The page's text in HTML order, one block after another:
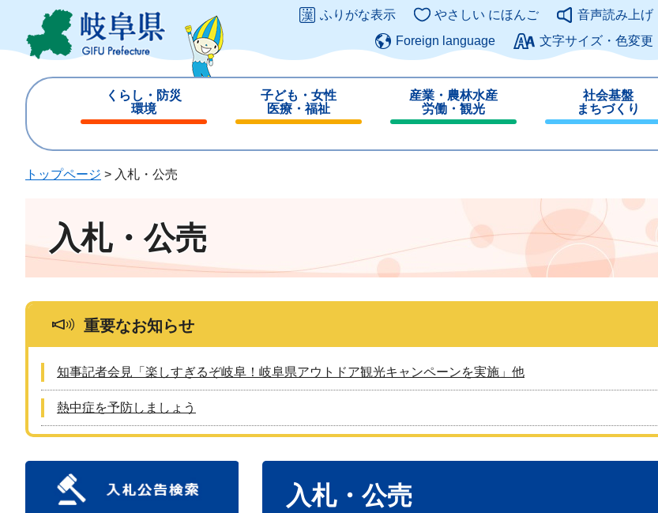
ジ
ュ
このページの本文へ
ふりがな表示 やさしい にほんご
音声読み上げ
Foreign language
文字サイズ・色変更
くらし・防災
環境
じ
子ども・女性
医療・福祉
じ
産業・農林水産
労働・観光
じ
社会基盤
まちづくり
じ
トップページ > 入札・公売
入札・公売
重要なお知らせ
知事記者会見「楽しすぎるぞ岐阜！岐阜県アウトドア観光キャンペーンを実施」他
熱中症を予防しましょう
入札・公売